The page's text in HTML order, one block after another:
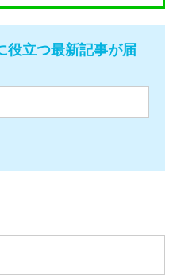
役立つ最新記事が届